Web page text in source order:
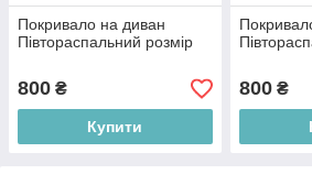
Покривало на диван
Півтораспальний розмір
800 ₴
Купити
800₴